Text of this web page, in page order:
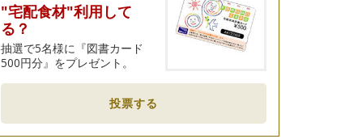
"宅配食材"利用して
る？
抽選で5名様に『図書カード
500円分』をプレゼント。
投票する